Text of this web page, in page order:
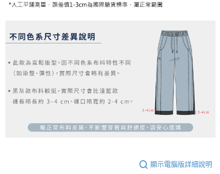
顯示電腦版詳細說明